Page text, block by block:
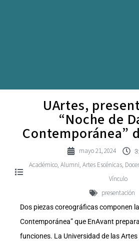
UArtes,
“Noche de
Contemporánea”
mayo 21, 2024
Académico Alumni Artes Escénicas
Vínculo
presentación
Dos piezas coreográficas componen
Contemporánea” que EnAvant
funciones. La Universidad de las